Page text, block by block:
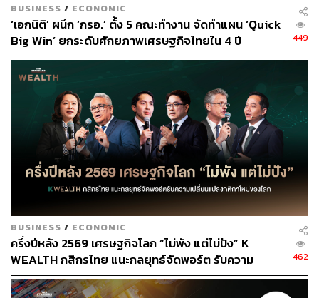
BUSINESS / ECONOMIC
‘เอกนิติ’ ผนึก ‘กรอ.’ ตั้ง 5 คณะทำงาน จัดทำแผน ‘Quick
Big Win’ ยกระดับศักยภาพเศรษฐกิจไทยใน 4 ปี
449
BUSINESS / ECONOMIC
ครึ่งปีหลัง 2569 เศรษฐกิจโลก “ไม่พัง แต่ไม่ปัง” K
WEALTH กสิกรไทย แนะกลยุทธ์จัดพอร์ต รับความ
เปลี่ยนแปลงกติกาใหม่ของโลก
462